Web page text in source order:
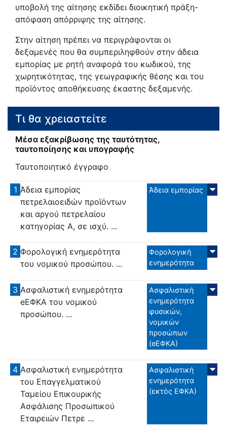
υποβολή της αίτησης εκδίδει διοικητική πράξη-
απόφαση απόρριψης της αίτησης.
Στην αίτηση πρέπει να περιγράφονται οι
δεξαμενές που θα συμπεριληφθούν στην άδεια
εμπορίας με ρητή αναφορά του κωδικού, της
χωρητικότητας, της γεωγραφικής θέσης και του
προϊόντος αποθήκευσης έκαστης δεξαμενής.
Τι θα χρειαστείτε
Μέσα εξακρίβωσης της ταυτότητας,
ταυτοποίησης και υπογραφής
Ταυτοποιητικό έγγραφο
1 Άδεια εμπορίας
πετρελαιοειδών προϊόντων
και αργού πετρελαίου
κατηγορίας Α, σε ισχύ. ...
Άδεια εμπορίας
2 Φορολογική ενημερότητα
του νομικού προσώπου. ...
Φορολογική
ενημερότητα
3 Ασφαλιστική ενημερότητα
eΕΦΚΑ του νομικού
προσώπου. ...
Ασφαλιστική
ενημερότητα
φυσικών,
νομικών
προσώπων
(eΕΦΚΑ)
4 Ασφαλιστική ενημερότητα
του Επαγγελματικού
Ταμείου Επικουρικής
Ασφάλισης Προσωπικού
Εταιρειών Πετρε ...
Ασφαλιστική
ενημερότητα
(εκτός ΕΦΚΑ)